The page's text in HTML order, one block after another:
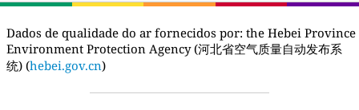
Dados de qualidade do ar fornecidos por: the Hebei Province
Environment Protection Agency (河北省空气质量自动发布系
统) (hebei.gov.cn)